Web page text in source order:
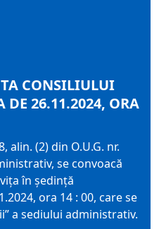
CONSILIULUI
DE 26.11.2024, ORA
(2) din O.U.G. nr.
se convoacă
în şedinţă
ora 14 : 00, care se
a sediului administrativ.